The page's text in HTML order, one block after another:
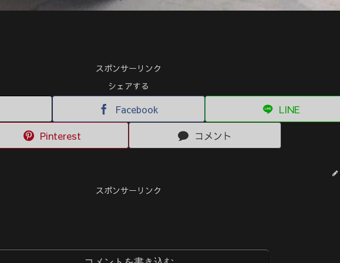
スポンサーリンク
シェアする
Facebook LINE
Pinterest コメント
スポンサーリンク